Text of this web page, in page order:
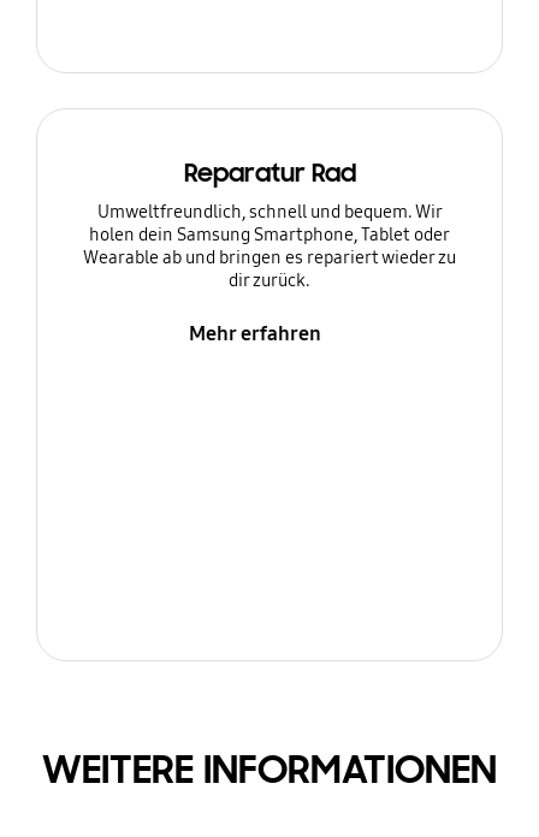
Reparatur Rad
Umweltfreundlich, schnell und bequem. Wir
holen dein Samsung Smartphone, Tablet oder
Wearable ab und bringen es repariert wieder zu
dir zurück.
Mehr erfahren
WEITERE INFORMATIONEN